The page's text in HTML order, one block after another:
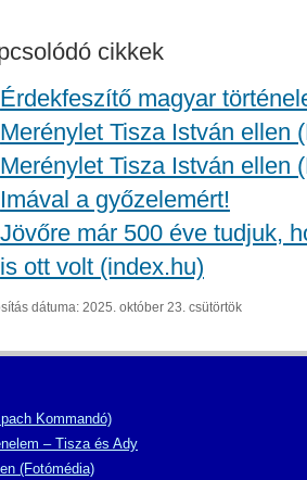
cikkek
Érdekfeszítő magyar
Merénylet Tisza István ellen
Merénylet Tisza István ellen
Imával a győzelemért!
Jövőre már 500 éve tudjuk,
is ott volt (index.hu)
dátuma: 2025. október 23. csütörtök
Kommandó)
– Tisza és Ady
(Fotómédia)